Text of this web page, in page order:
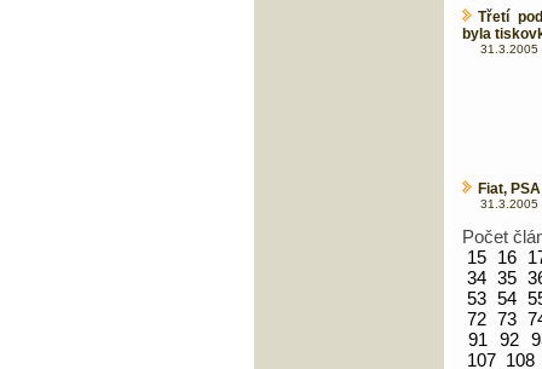
Třetí
byla
31.3.2005
Fiat,
31.3.2005
Počet
15 16
34 35
53 54
72 73
91
92
107 108